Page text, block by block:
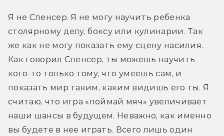
Я не Спенсер. Я не могу научить ребенка
столярному делу, боксу или кулинарии. Так
же как не могу показать ему сцену насилия.
Как говорил Спенсер, ты можешь научить
кого-то только тому, что умеешь сам, и
показать мир таким, каким видишь его ты. Я
считаю, что игра «поймай мяч» увеличивает
наши шансы в будущем. Неважно, как именно
вы будете в нее играть. Всего лишь один